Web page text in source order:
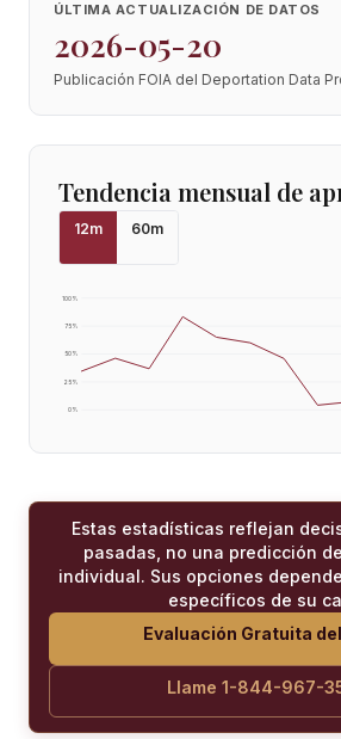
ÚLTIMA ACTUALIZACIÓN DE DATOS
2026-05-20
Publicación FOIA del Deportation Data
Tendencia mensual de
12m 60m
0%
25%
50%
75%
100%
Estas estadísticas reflejan
pasadas, no una predicción
individual. Sus opciones
específicos de su
Evaluación Gratuita
Llame 1-844-967-